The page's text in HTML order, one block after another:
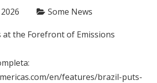
Some News
at the Forefront of Emissions
en/features/brazil-puts-